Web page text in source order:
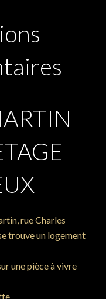
rue Charles
trouve un logement
une pièce à vivre